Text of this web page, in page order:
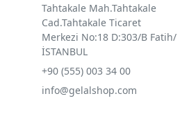
Tahtakale Mah.Tahtakale
Cad.Tahtakale Ticaret
Merkezi No:18 D:303/B Fatih/
İSTANBUL
+90 (555) 003 34 00
info@gelalshop.com